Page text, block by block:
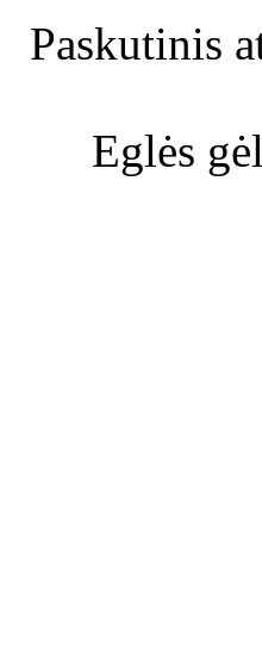
Paskutinis
Eglės